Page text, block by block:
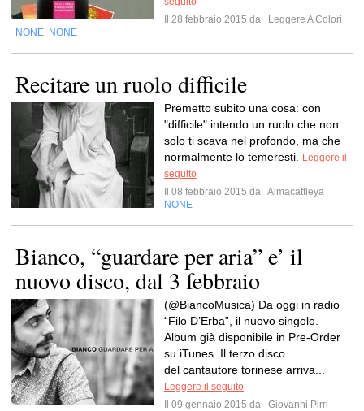
Il 28 febbraio 2015 da
Leggere A Colori
NONE NONE
Recitare un ruolo difficile
Premetto subito una cosa: con
"difficile" intendo un ruolo che non
solo ti scava nel profondo, ma che
normalmente lo temeresti.
Leggere il
seguito
Il 08 febbraio 2015 da Almacattleya
NONE
Bianco, “guardare per aria” e’ il
nuovo disco, dal 3 febbraio
(@BiancoMusica) Da oggi in radio
“Filo D’Erba”, il nuovo singolo.
Album già disponibile in Pre-Order
su iTunes. Il terzo disco
del cantautore torinese arriva...
Leggere il seguito
Il 09 gennaio 2015 da
Giovanni Pirri